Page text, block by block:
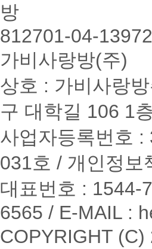
812701-04-
가비사랑방(주)
상호 : 가비사랑
구 대학길 106 1
사업자등록번호
031호 / 개인정보
대표번호 : 1544-
6565 / E-MAIL :
COPYRIGHT